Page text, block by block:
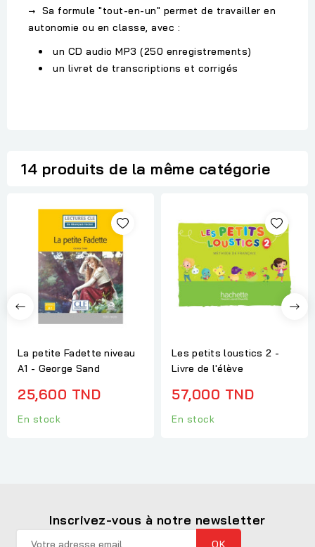
→ Sa formule "tout-en-un" permet de travailler en
autonomie ou en classe, avec :
un CD audio MP3 (250 enregistrements)
un livret de transcriptions et corrigés
14 produits de la même catégorie
La petite Fadette niveau
A1 - George Sand
25,600 TND
En stock
Les petits loustics 2 -
Livre de l'élève
57,000 TND
En stock
Inscrivez-vous à notre newsletter